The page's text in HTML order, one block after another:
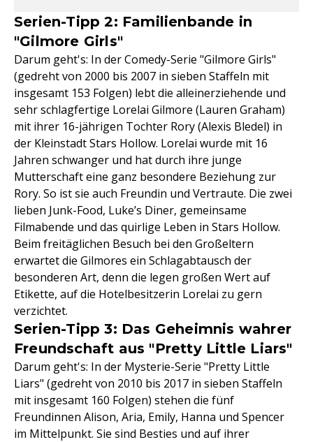
Serien-Tipp 2: Familienbande in
"Gilmore Girls"
Darum geht's: In der Comedy-Serie "Gilmore Girls"
(gedreht von 2000 bis 2007 in sieben Staffeln mit
insgesamt 153 Folgen) lebt die alleinerziehende und
sehr schlagfertige Lorelai Gilmore (Lauren Graham)
mit ihrer 16-jährigen Tochter Rory (Alexis Bledel) in
der Kleinstadt Stars Hollow. Lorelai wurde mit 16
Jahren schwanger und hat durch ihre junge
Mutterschaft eine ganz besondere Beziehung zur
Rory. So ist sie auch Freundin und Vertraute. Die zwei
lieben Junk-Food, Luke’s Diner, gemeinsame
Filmabende und das quirlige Leben in Stars Hollow.
Beim freitäglichen Besuch bei den Großeltern
erwartet die Gilmores ein Schlagabtausch der
besonderen Art, denn die legen großen Wert auf
Etikette, auf die Hotelbesitzerin Lorelai zu gern
verzichtet.
Serien-Tipp 3: Das Geheimnis wahrer
Freundschaft aus "Pretty Little Liars"
Darum geht's: In der Mysterie-Serie "Pretty Little
Liars" (gedreht von 2010 bis 2017 in sieben Staffeln
mit insgesamt 160 Folgen) stehen die fünf
Freundinnen Alison, Aria, Emily, Hanna und Spencer
im Mittelpunkt. Sie sind Besties und auf ihrer